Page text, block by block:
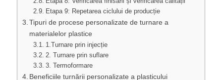
Etapa 9: Repetarea ciclului de producție
Tipuri de procese personalizate de turnare a
materialelor plastice
1.Turnare prin injecție
2. Turnare prin suflare
3. Termoformare
Beneficiile turnării personalizate a plasticului